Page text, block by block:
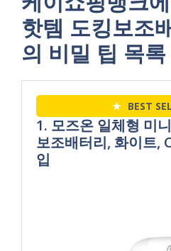
핫템 도킹보조
의 비밀 팁 목록
★ BEST
1. 모즈온 일체형 미
보조배터리, 화이트,
입